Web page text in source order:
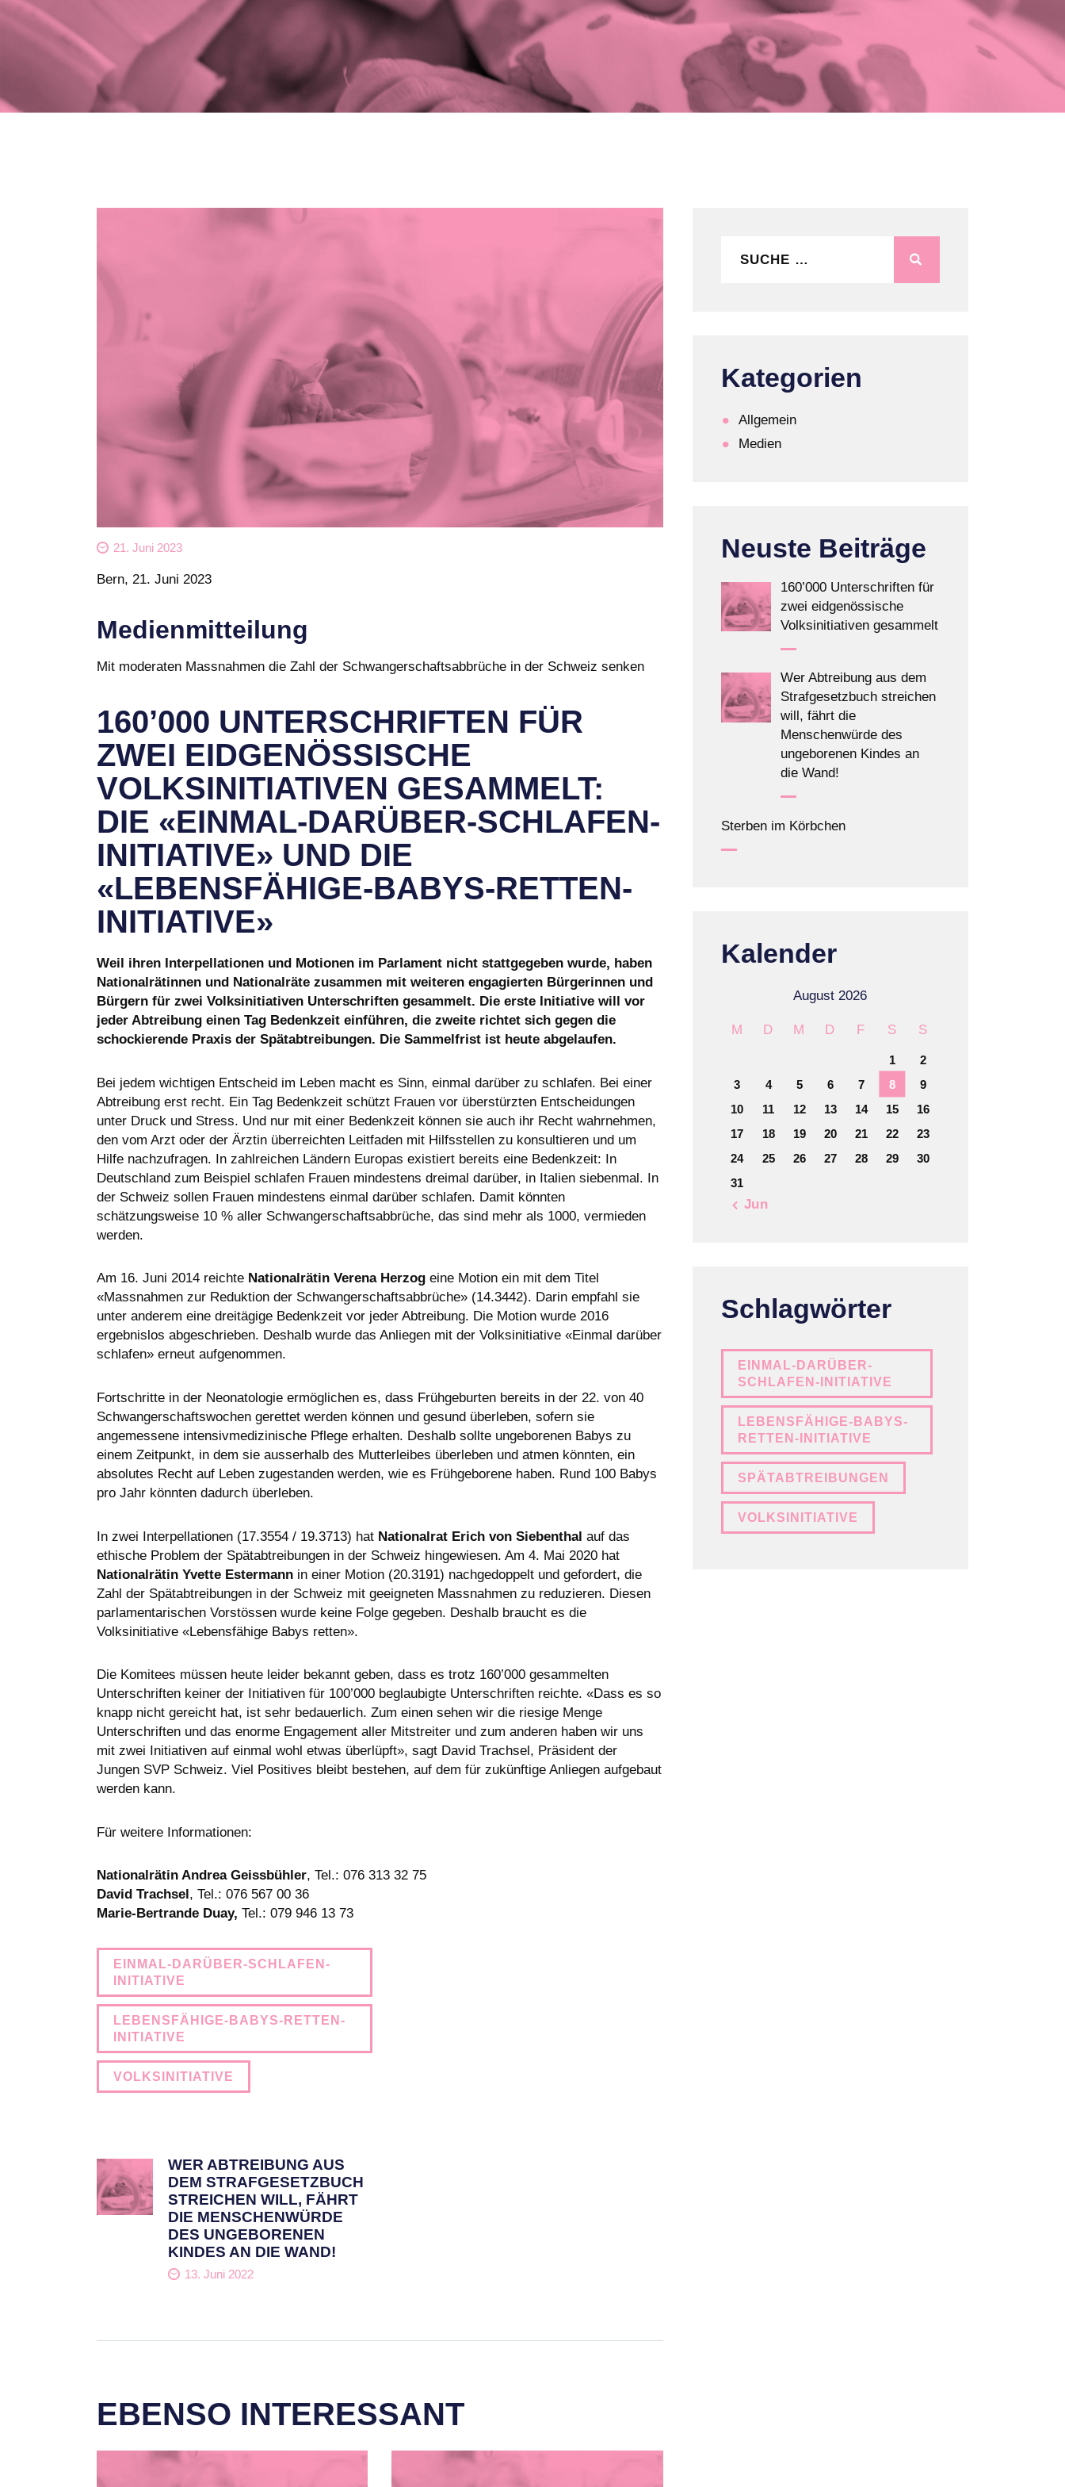
21. Juni 2023
Bern, 21. Juni 2023
Medienmitteilung
Mit moderaten Massnahmen die Zahl der Schwangerschaftsabbrüche in der Schweiz senken
160’000 UNTERSCHRIFTEN FÜR
ZWEI EIDGENÖSSISCHE
VOLKSINITIATIVEN GESAMMELT:
DIE «EINMAL-DARÜBER-SCHLAFEN-
INITIATIVE» UND DIE
«LEBENSFÄHIGE-BABYS-RETTEN-
INITIATIVE»
Weil ihren Interpellationen und Motionen im Parlament nicht stattgegeben wurde, haben
Nationalrätinnen und Nationalräte zusammen mit weiteren engagierten Bürgerinnen und
Bürgern für zwei Volksinitiativen Unterschriften gesammelt. Die erste Initiative will vor
jeder Abtreibung einen Tag Bedenkzeit einführen, die zweite richtet sich gegen die
schockierende Praxis der Spätabtreibungen. Die Sammelfrist ist heute abgelaufen.
Bei jedem wichtigen Entscheid im Leben macht es Sinn, einmal darüber zu schlafen. Bei einer
Abtreibung erst recht. Ein Tag Bedenkzeit schützt Frauen vor überstürzten Entscheidungen
unter Druck und Stress. Und nur mit einer Bedenkzeit können sie auch ihr Recht wahrnehmen,
den vom Arzt oder der Ärztin überreichten Leitfaden mit Hilfsstellen zu konsultieren und um
Hilfe nachzufragen. In zahlreichen Ländern Europas existiert bereits eine Bedenkzeit: In
Deutschland zum Beispiel schlafen Frauen mindestens dreimal darüber, in Italien siebenmal. In
der Schweiz sollen Frauen mindestens einmal darüber schlafen. Damit könnten
schätzungsweise 10 % aller Schwangerschaftsabbrüche, das sind mehr als 1000, vermieden
werden.
Am 16. Juni 2014 reichte Nationalrätin Verena Herzog eine Motion ein mit dem Titel
«Massnahmen zur Reduktion der Schwangerschaftsabbrüche» (14.3442). Darin empfahl sie
unter anderem eine dreitägige Bedenkzeit vor jeder Abtreibung. Die Motion wurde 2016
ergebnislos abgeschrieben. Deshalb wurde das Anliegen mit der Volksinitiative «Einmal darüber
schlafen» erneut aufgenommen.
Fortschritte in der Neonatologie ermöglichen es, dass Frühgeburten bereits in der 22. von 40
Schwangerschaftswochen gerettet werden können und gesund überleben, sofern sie
angemessene intensivmedizinische Pflege erhalten. Deshalb sollte ungeborenen Babys zu
einem Zeitpunkt, in dem sie ausserhalb des Mutterleibes überleben und atmen könnten, ein
absolutes Recht auf Leben zugestanden werden, wie es Frühgeborene haben. Rund 100 Babys
pro Jahr könnten dadurch überleben.
In zwei Interpellationen (17.3554 / 19.3713) hat Nationalrat Erich von Siebenthal auf das
ethische Problem der Spätabtreibungen in der Schweiz hingewiesen. Am 4. Mai 2020 hat
Nationalrätin Yvette Estermann in einer Motion (20.3191) nachgedoppelt und gefordert, die
Zahl der Spätabtreibungen in der Schweiz mit geeigneten Massnahmen zu reduzieren. Diesen
parlamentarischen Vorstössen wurde keine Folge gegeben. Deshalb braucht es die
Volksinitiative «Lebensfähige Babys retten».
Die Komitees müssen heute leider bekannt geben, dass es trotz 160’000 gesammelten
Unterschriften keiner der Initiativen für 100’000 beglaubigte Unterschriften reichte. «Dass es so
knapp nicht gereicht hat, ist sehr bedauerlich. Zum einen sehen wir die riesige Menge
Unterschriften und das enorme Engagement aller Mitstreiter und zum anderen haben wir uns
mit zwei Initiativen auf einmal wohl etwas überlüpft», sagt David Trachsel, Präsident der
Jungen SVP Schweiz. Viel Positives bleibt bestehen, auf dem für zukünftige Anliegen aufgebaut
werden kann.
Für weitere Informationen:
Nationalrätin Andrea Geissbühler, Tel.: 076 313 32 75
David Trachsel , Tel.: 076 567 00 36
Marie-Bertrande Duay, Tel.: 079 946 13 73
EINMAL-DARÜBER-SCHLAFEN-
INITIATIVE
LEBENSFÄHIGE-BABYS-RETTEN-
INITIATIVE
VOLKSINITIATIVE
WER ABTREIBUNG AUS
DEM STRAFGESETZBUCH
STREICHEN WILL, FÄHRT
DIE MENSCHENWÜRDE
DES UNGEBORENEN
KINDES AN DIE WAND!
13. Juni 2022
EBENSO INTERESSANT
Kategorien
Allgemein
Medien
Neuste Beiträge
160’000 Unterschriften für
zwei eidgenössische
Volksinitiativen gesammelt
Wer Abtreibung aus dem
Strafgesetzbuch streichen
will, fährt die
Menschenwürde des
ungeborenen Kindes an
die Wand!
Sterben im Körbchen
Kalender
August 2026
M D M D F S S
1
2
3
4 5 6 7 8
9
10
11 12 13 14 15
16
17
18 19 20 21 22
23
24
25 26 27 28 29
30
31
« Jun
Schlagwörter
EINMAL-DARÜBER-
SCHLAFEN-INITIATIVE
LEBENSFÄHIGE-BABYS-
RETTEN-INITIATIVE
SPÄTABTREIBUNGEN
VOLKSINITIATIVE